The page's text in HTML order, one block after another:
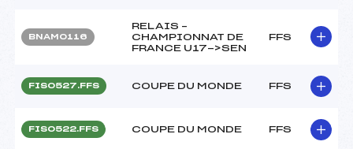
BNAM0116
RELAIS –
CHAMPIONNAT DE
FRANCE U17->SEN
FFS
FIS0527.FFS COUPE DU MONDE FFS
FIS0522.FFS COUPE DU MONDE FFS